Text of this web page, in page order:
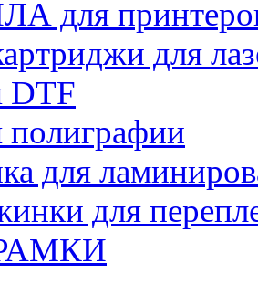
для
для
DTF
полиграфии
для
для